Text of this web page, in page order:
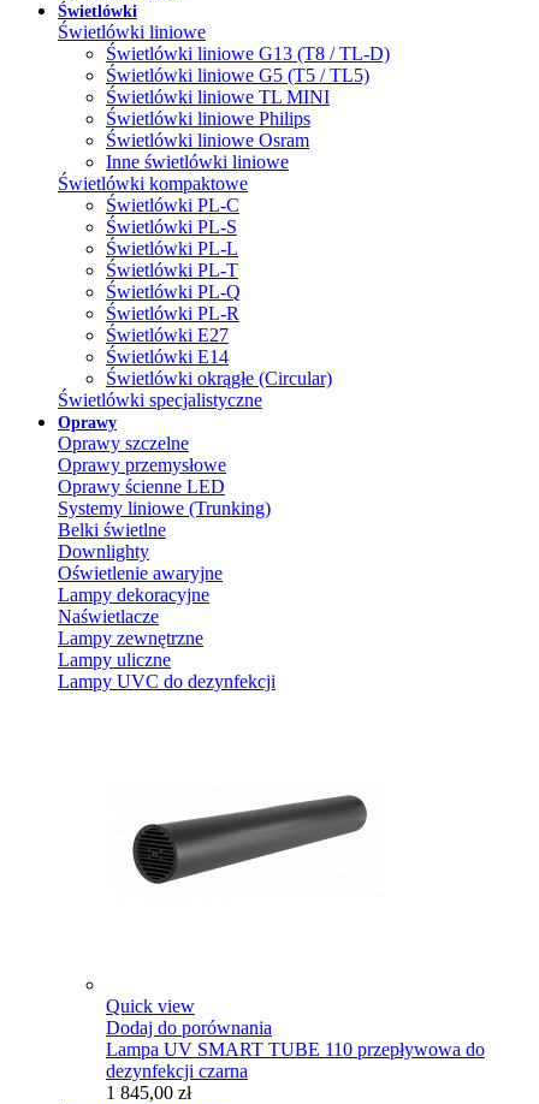
Świetlówki
Świetlówki liniowe
Świetlówki liniowe G13 (T8 / TL-D)
Świetlówki liniowe G5 (T5 / TL5)
Świetlówki liniowe TL MINI
Świetlówki liniowe Philips
Świetlówki liniowe Osram
Inne świetlówki liniowe
Świetlówki kompaktowe
Świetlówki PL-C
Świetlówki PL-S
Świetlówki PL-L
Świetlówki PL-T
Świetlówki PL-Q
Świetlówki PL-R
Świetlówki E27
Świetlówki E14
Świetlówki okrągłe (Circular)
Świetlówki specjalistyczne
Oprawy
Oprawy szczelne
Oprawy przemysłowe
Oprawy ścienne LED
Systemy liniowe (Trunking)
Belki świetlne
Downlighty
Oświetlenie awaryjne
Lampy dekoracyjne
Naświetlacze
Lampy zewnętrzne
Lampy uliczne
Lampy UVC do dezynfekcji
Quick view
Dodaj do porównania
Lampa UV SMART TUBE 110 przepływowa do
dezynfekcji czarna
1 845,00 zł